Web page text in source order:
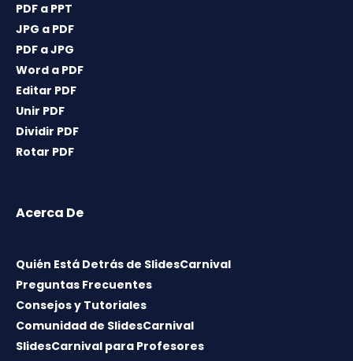
PDF a PPT
JPG a PDF
PDF a JPG
Word a PDF
Editar PDF
Unir PDF
Dividir PDF
Rotar PDF
Acerca De
Quién Está Detrás de SlidesCarnival
Preguntas Frecuentes
Consejos y Tutoriales
Comunidad de SlidesCarnival
SlidesCarnival para Profesores